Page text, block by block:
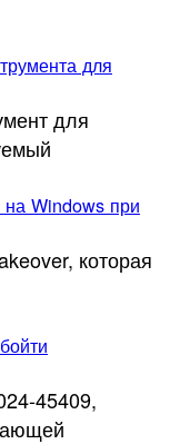
для
для
Windows при
которая
45409,